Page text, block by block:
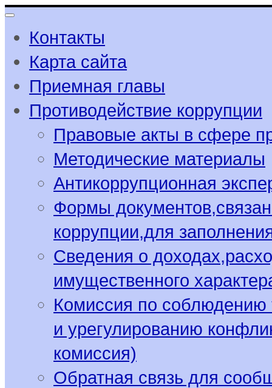
Контакты
Карта сайта
Приемная главы
Противодействие коррупции
Правовые акты в сфере
Методические материалы
Антикоррупционная
Формы
коррупции,для
Сведения о
имущественного
Комиссия по соблюдению
и урегулированию
комиссия)
Обратная связь для